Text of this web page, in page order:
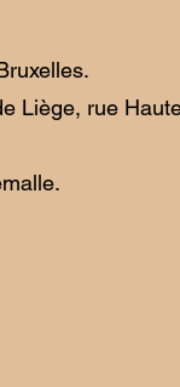
Liège, rue